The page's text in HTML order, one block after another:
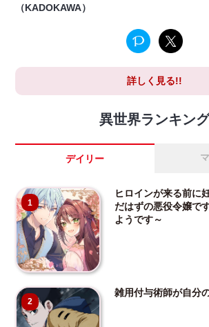
（KADOKAWA）
詳しく見る!!
異世界ランキング
デイリー
1
ヒロインが来る前に
だはずの悪役令嬢で
ようです～
2
雑用付与術師が自分